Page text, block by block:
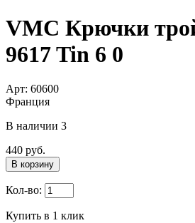
VMC Крючки
9617 Tin 6 0
Арт: 60600
Франция
В наличии 3
440 руб.
В корзину
Кол-во:
Купить в 1 клик